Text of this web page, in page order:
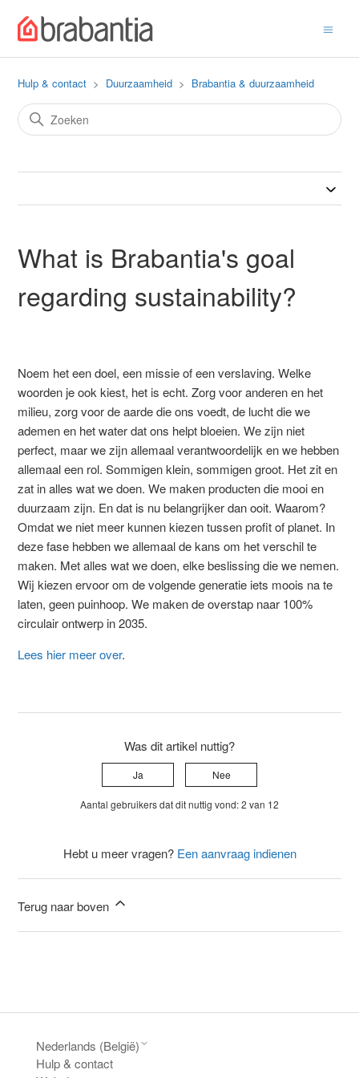
Hulp & contact Duurzaamheid Brabantia & duurzaamheid
What is Brabantia's goal
regarding sustainability?
Noem het een doel, een missie of een verslaving. Welke
woorden je ook kiest, het is echt. Zorg voor anderen en het
milieu, zorg voor de aarde die ons voedt, de lucht die we
ademen en het water dat ons helpt bloeien. We zijn niet
perfect, maar we zijn allemaal verantwoordelijk en we hebben
allemaal een rol. Sommigen klein, sommigen groot. Het zit en
zat in alles wat we doen. We maken producten die mooi en
duurzaam zijn. En dat is nu belangrijker dan ooit. Waarom?
Omdat we niet meer kunnen kiezen tussen profit of planet. In
deze fase hebben we allemaal de kans om het ​​verschil te
maken. Met alles wat we doen, elke beslissing die we nemen.
Wij kiezen ervoor om de volgende generatie iets moois na te
laten, geen puinhoop. We maken de overstap naar 100%
circulair ontwerp in 2035.
Lees hier meer over.
Was dit artikel nuttig?
Ja Nee
Aantal gebruikers dat dit nuttig vond: 2 van 12
Hebt u meer vragen? Een aanvraag indienen
Terug naar boven
Nederlands (België)
Hulp & contact